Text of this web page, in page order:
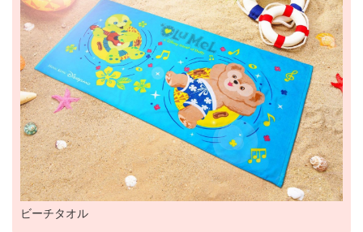
ビーチタオル